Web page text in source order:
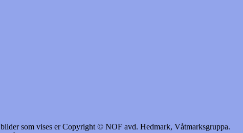
som vises er Copyright © NOF avd. Hedmark, Våtmarksgruppa.